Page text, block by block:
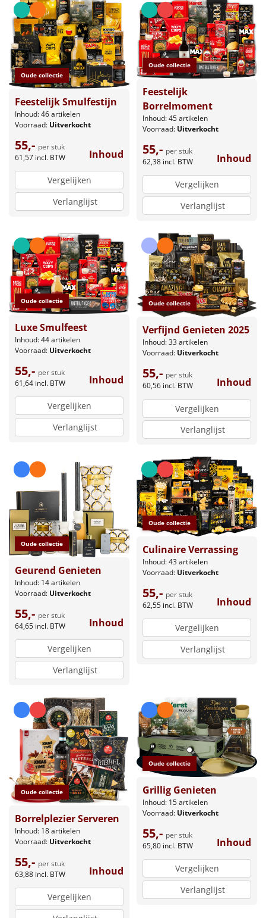
Oude collectie
Feestelijk Smulfestijn
Inhoud: 46 artikelen
Voorraad: Uitverkocht
55,- per stuk
61,57 incl. BTW Inhoud
Vergelijken
Verlanglijst
Oude collectie
Feestelijk
Borrelmoment
Inhoud: 45 artikelen
Voorraad: Uitverkocht
55,- per stuk
62,38 incl. BTW Inhoud
Vergelijken
Verlanglijst
Oude collectie
Luxe Smulfeest
Inhoud: 44 artikelen
Voorraad: Uitverkocht
55,- per stuk
61,64 incl. BTW Inhoud
Vergelijken
Verlanglijst
Oude collectie
Verfijnd Genieten 2025
Inhoud: 33 artikelen
Voorraad: Uitverkocht
55,- per stuk
60,56 incl. BTW Inhoud
Vergelijken
Verlanglijst
Oude collectie
Geurend Genieten
Inhoud: 14 artikelen
Voorraad: Uitverkocht
55,- per stuk
64,65 incl. BTW Inhoud
Vergelijken
Verlanglijst
Oude collectie
Culinaire Verrassing
Inhoud: 43 artikelen
Voorraad: Uitverkocht
55,- per stuk
62,55 incl. BTW Inhoud
Vergelijken
Verlanglijst
Oude collectie
Borrelplezier Serveren
Inhoud: 18 artikelen
Voorraad: Uitverkocht
55,- per stuk
63,88 incl. BTW Inhoud
Vergelijken
Oude collectie
Grillig Genieten
Inhoud: 15 artikelen
Voorraad: Uitverkocht
55,- per stuk
65,80 incl. BTW Inhoud
Vergelijken
Verlanglijst